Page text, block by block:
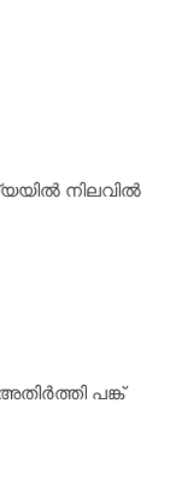
നിലവിൽ
പങ്ക്‌